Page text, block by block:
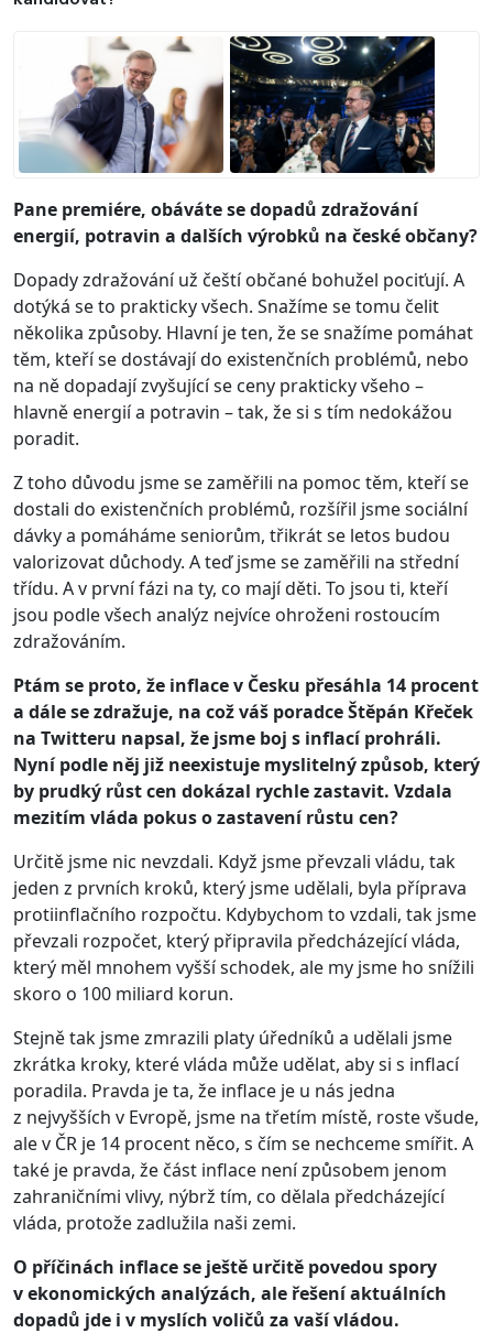
Pane premiére, obáváte se dopadů zdražování
energií, potravin a dalších výrobků na české občany?
Dopady zdražování už čeští občané bohužel pociťují. A
dotýká se to prakticky všech. Snažíme se tomu čelit
několika způsoby. Hlavní je ten, že se snažíme pomáhat
těm, kteří se dostávají do existenčních problémů, nebo
na ně dopadají zvyšující se ceny prakticky všeho –
hlavně energií a potravin – tak, že si s tím nedokážou
poradit.
Z toho důvodu jsme se zaměřili na pomoc těm, kteří se
dostali do existenčních problémů, rozšířil jsme sociální
dávky a pomáháme seniorům, třikrát se letos budou
valorizovat důchody. A teď jsme se zaměřili na střední
třídu. A v první fázi na ty, co mají děti. To jsou ti, kteří
jsou podle všech analýz nejvíce ohroženi rostoucím
zdražováním.
Ptám se proto, že inflace v Česku přesáhla 14 procent
a dále se zdražuje, na což váš poradce Štěpán Křeček
na Twitteru napsal, že jsme boj s inflací prohráli.
Nyní podle něj již neexistuje myslitelný způsob, který
by prudký růst cen dokázal rychle zastavit. Vzdala
mezitím vláda pokus o zastavení růstu cen?
Určitě jsme nic nevzdali. Když jsme převzali vládu, tak
jeden z prvních kroků, který jsme udělali, byla příprava
protiinflačního rozpočtu. Kdybychom to vzdali, tak jsme
převzali rozpočet, který připravila předcházející vláda,
který měl mnohem vyšší schodek, ale my jsme ho snížili
skoro o 100 miliard korun.
Stejně tak jsme zmrazili platy úředníků a udělali jsme
zkrátka kroky, které vláda může udělat, aby si s inflací
poradila. Pravda je ta, že inflace je u nás jedna
z nejvyšších v Evropě, jsme na třetím místě, roste všude,
ale v ČR je 14 procent něco, s čím se nechceme smířit. A
také je pravda, že část inflace není způsobem jenom
zahraničními vlivy, nýbrž tím, co dělala předcházející
vláda, protože zadlužila naši zemi.
O příčinách inflace se ještě určitě povedou spory
v ekonomických analýzách, ale řešení aktuálních
dopadů jde i v myslích voličů za vaší vládou.